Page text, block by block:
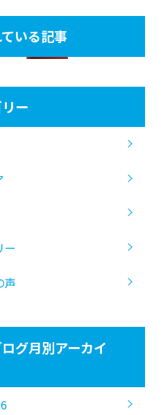
いる記事
ー
ー
声
グ月別アーカイ